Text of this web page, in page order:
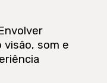
som e